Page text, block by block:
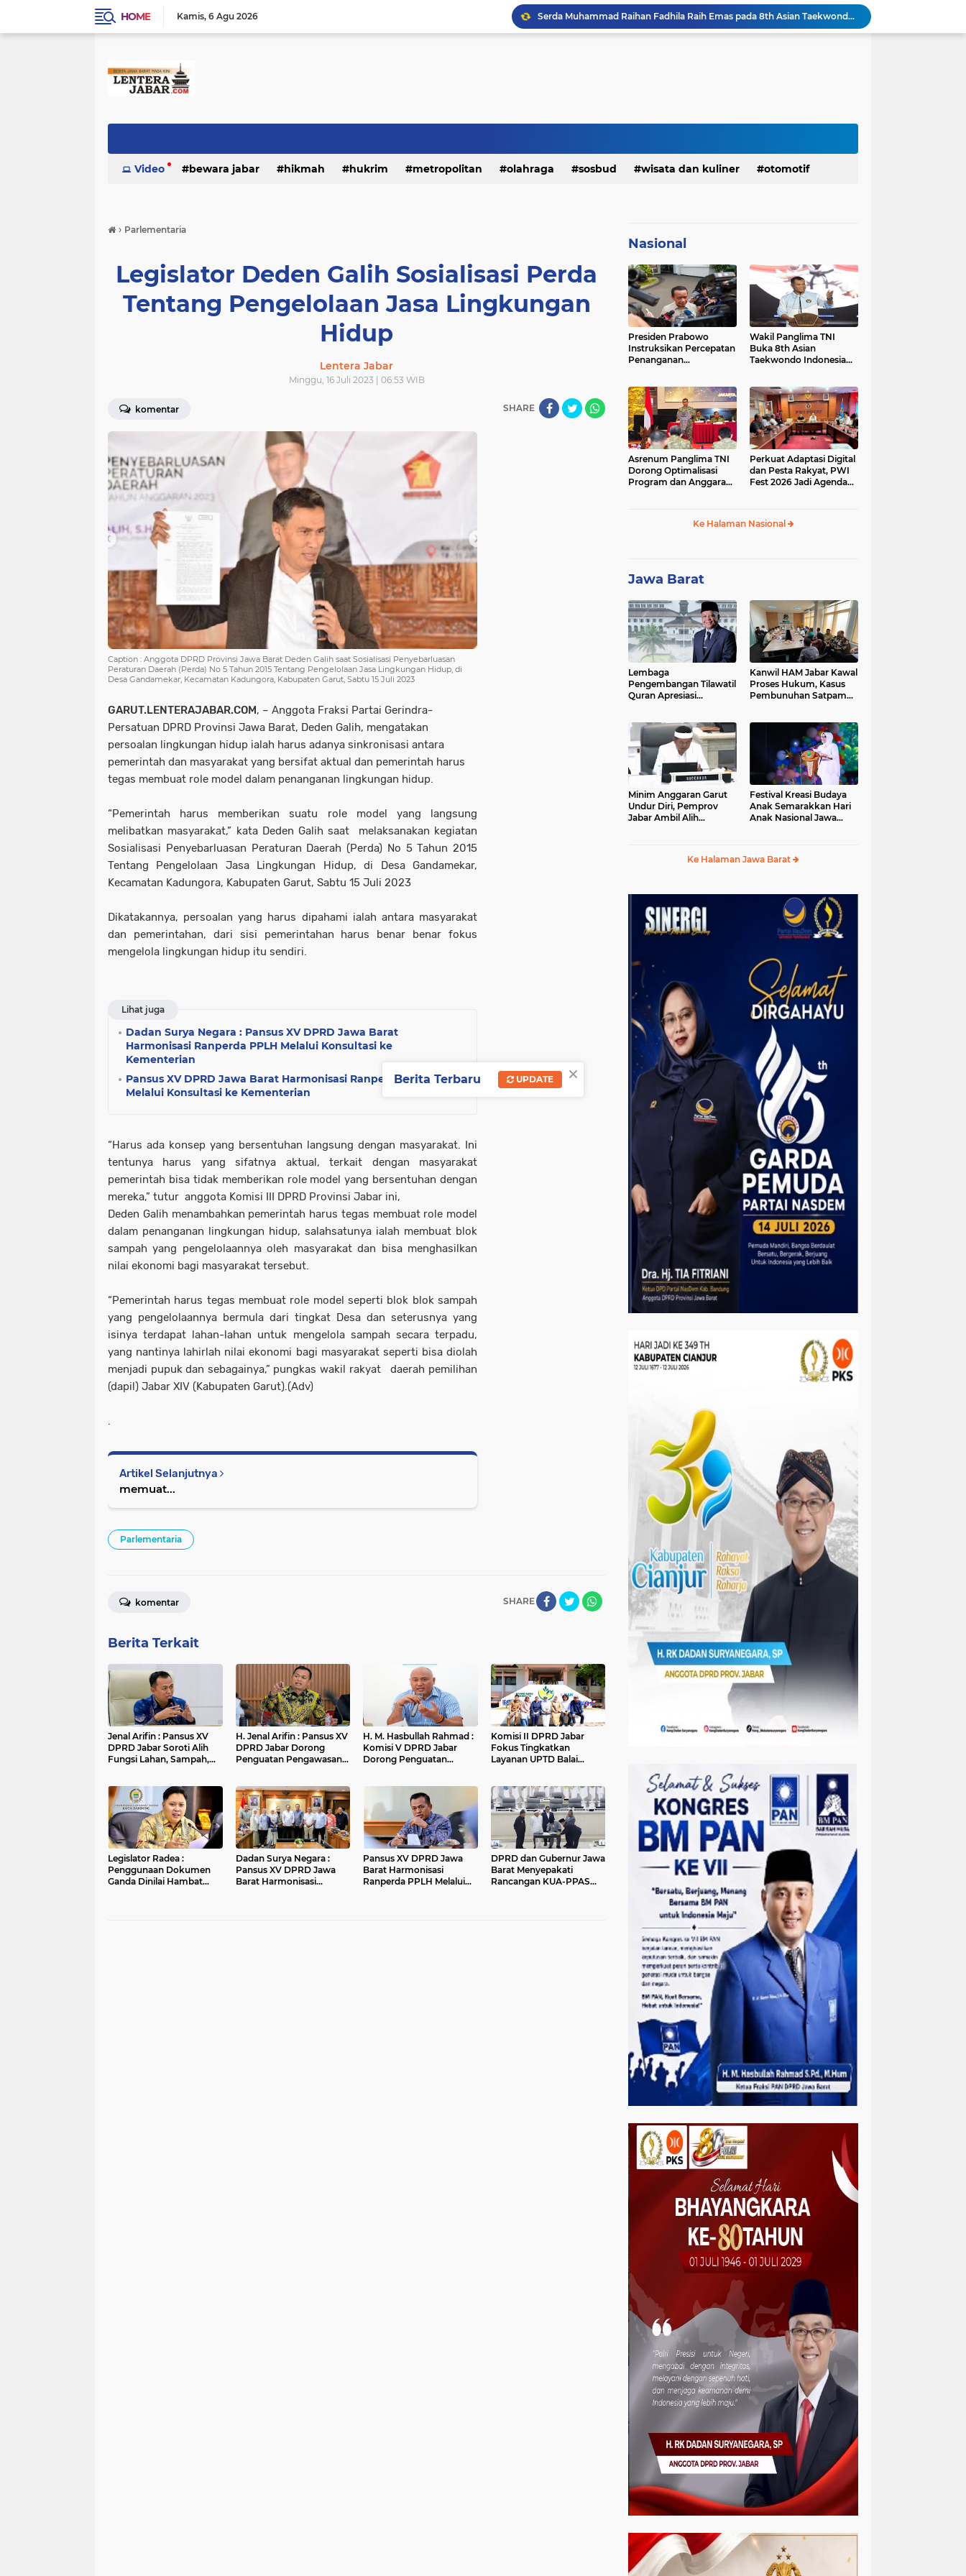
HOME Kamis 6 Agu 2026
Serda Muhammad Raihan Fadhila Raih Emas pada 8th Asian Taekwondo Indonesia Open Championship 2026
Presiden Prabowo Instruksikan Percepatan Penanganan Pemadaman Listrik & Jaga Stabilitas Harga BBM
DPRD dan Gubernur Jawa Barat Menyepakati Rancangan KUA-PPAS APBD Tahun Anggaran 2027
Video bewara jabar hikmah hukrim metropolitan olahraga sosbud wisata dan kuliner otomotif
› Parlementaria
Legislator Deden Galih Sosialisasi Perda
Tentang Pengelolaan Jasa Lingkungan
Hidup
Lentera Jabar
Minggu, 16 Juli 2023 | 06:53 WIB
komentar SHARE
Caption : Anggota DPRD Provinsi Jawa Barat Deden Galih saat Sosialisasi Penyebarluasan
Peraturan Daerah (Perda) No 5 Tahun 2015 Tentang Pengelolaan Jasa Lingkungan Hidup, di
Desa Gandamekar, Kecamatan Kadungora, Kabupaten Garut, Sabtu 15 Juli 2023
GARUT.LENTERAJABAR.COM, – Anggota Fraksi Partai Gerindra-
Persatuan DPRD Provinsi Jawa Barat, Deden Galih, mengatakan
persoalan lingkungan hidup ialah harus adanya sinkronisasi antara
pemerintah dan masyarakat yang bersifat aktual dan pemerintah harus
tegas membuat role model dalam penanganan lingkungan hidup.
“Pemerintah harus memberikan suatu role model yang langsung
melibatkan masyarakat,” kata Deden Galih saat melaksanakan kegiatan
Sosialisasi Penyebarluasan Peraturan Daerah (Perda) No 5 Tahun 2015
Tentang Pengelolaan Jasa Lingkungan Hidup, di Desa Gandamekar,
Kecamatan Kadungora, Kabupaten Garut, Sabtu 15 Juli 2023
Dikatakannya, persoalan yang harus dipahami ialah antara masyarakat
dan pemerintahan, dari sisi pemerintahan harus benar benar fokus
mengelola lingkungan hidup itu sendiri.
Lihat juga
Dadan Surya Negara : Pansus XV DPRD Jawa Barat
Harmonisasi Ranperda PPLH Melalui Konsultasi ke
Kementerian
Pansus XV DPRD Jawa Barat Harmonisasi Ranperda PPLH
Melalui Konsultasi ke Kementerian
“Harus ada konsep yang bersentuhan langsung dengan masyarakat. Ini
tentunya harus yang sifatnya aktual, terkait dengan masyarakat
pemerintah bisa tidak memberikan role model yang bersentuhan dengan
mereka,” tutur anggota Komisi III DPRD Provinsi Jabar ini,
Deden Galih menambahkan pemerintah harus tegas membuat role model
dalam penanganan lingkungan hidup, salahsatunya ialah membuat blok
sampah yang pengelolaannya oleh masyarakat dan bisa menghasilkan
nilai ekonomi bagi masyarakat tersebut.
“Pemerintah harus tegas membuat role model seperti blok blok sampah
yang pengelolaannya bermula dari tingkat Desa dan seterusnya yang
isinya terdapat lahan-lahan untuk mengelola sampah secara terpadu,
yang nantinya lahirlah nilai ekonomi bagi masyarakat seperti bisa diolah
menjadi pupuk dan sebagainya,” pungkas wakil rakyat daerah pemilihan
(dapil) Jabar XIV (Kabupaten Garut).(Adv)
.
Artikel Selanjutnya
memuat...
Parlementaria
SHARE
komentar
Berita Terkait
Jenal Arifin : Pansus XV
DPRD Jabar Soroti Alih
Fungsi Lahan, Sampah,
H. Jenal Arifin : Pansus XV
DPRD Jabar Dorong
Penguatan Pengawasan
H. M. Hasbullah Rahmad :
Komisi V DPRD Jabar
Dorong Penguatan
Rakyat di Kabupaten
Bandung
Komisi II DPRD Jabar
Fokus Tingkatkan
Layanan UPTD Balai
Legislator Radea :
Penggunaan Dokumen
Ganda Dinilai Hambat
Dadan Surya Negara :
Pansus XV DPRD Jawa
Barat Harmonisasi
Pansus XV DPRD Jawa
Barat Harmonisasi
Ranperda PPLH Melalui
DPRD dan Gubernur Jawa
Barat Menyepakati
Rancangan KUA-PPAS
Nasional
Presiden Prabowo
Instruksikan Percepatan
Penanganan
BBM
Wakil Panglima TNI
Buka 8th Asian
Taekwondo Indonesia
Asrenum Panglima TNI
Dorong Optimalisasi
Program dan Anggaran
Perkuat Adaptasi Digital
dan Pesta Rakyat, PWI
Fest 2026 Jadi Agenda
Ke Halaman Nasional
Jawa Barat
Lembaga
Pengembangan Tilawatil
Quran Apresiasi
Langsung MTQ Jabar
Kanwil HAM Jabar Kawal
Proses Hukum, Kasus
Pembunuhan Satpam
Minim Anggaran Garut
Undur Diri, Pemprov
Jabar Ambil Alih
Festival Kreasi Budaya
Anak Semarakkan Hari
Anak Nasional Jawa
Sunda
Ke Halaman Jawa Barat
×
Berita Terbaru UPDATE